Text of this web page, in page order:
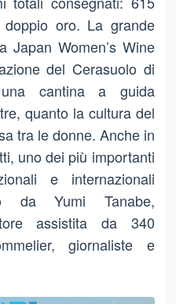
oro. La grande
Japan Women’s Wine
del Cerasuolo di
cantina a guida
quanto la cultura del
tra le donne. Anche in
uno dei più importanti
e internazionali
da Yumi Tanabe,
assistita da 340
giornaliste e